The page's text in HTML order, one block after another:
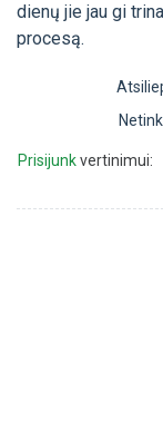
dienų jie jau gi
procesą.
Prisijunkvertinimui: